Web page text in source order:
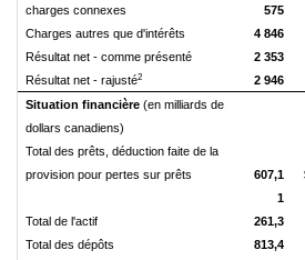
charges connexes
575
Charges autres que d'intérêts
4 846
Résultat net - comme présenté
2 353
Résultat net - rajusté2 2 946
Situation financière (en milliards de
dollars canadiens)
Total des prêts, déduction faite de la
provision pour pertes sur prêts
607,1
Total de l'actif
1
261,3
Total des dépôts
813,4